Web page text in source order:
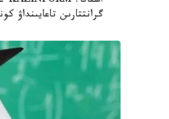
گرانتتارىن تاعايىنداۋ